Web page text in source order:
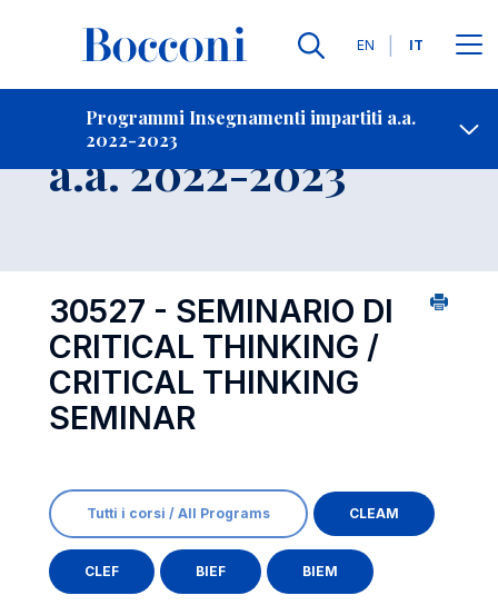
Lingue
EN IT
Programmi Insegnamenti impartiti a.a.
2022-2023
Contatti
Insegnamento
a.a. 2022-2023
30527 - SEMINARIO DI
CRITICAL THINKING /
CRITICAL THINKING
SEMINAR
Tutti i corsi / All Programs CLEAM
CLEF BIEF BIEM